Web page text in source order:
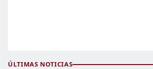
ÚLTIMAS NOTICIAS